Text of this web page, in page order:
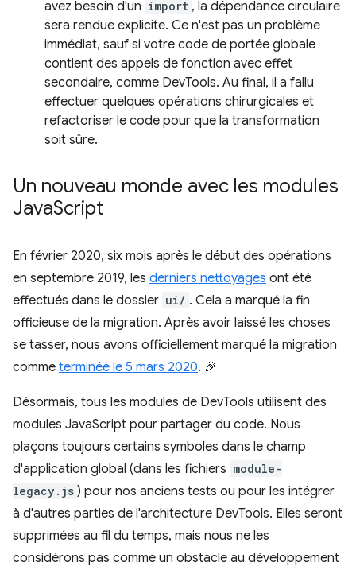
avez besoin d'un import , la dépendance circulaire
sera rendue explicite. Ce n'est pas un problème
immédiat, sauf si votre code de portée globale
contient des appels de fonction avec effet
secondaire, comme DevTools. Au final, il a fallu
effectuer quelques opérations chirurgicales et
refactoriser le code pour que la transformation
soit sûre.
Un nouveau monde avec les modules
JavaScript
En février 2020, six mois après le début des opérations
en septembre 2019, les derniers nettoyages ont été
effectués dans le dossier ui/ . Cela a marqué la fin
officieuse de la migration. Après avoir laissé les choses
se tasser, nous avons officiellement marqué la migration
comme terminée le 5 mars 2020. 🎉
Désormais, tous les modules de DevTools utilisent des
modules JavaScript pour partager du code. Nous
plaçons toujours certains symboles dans le champ
d'application global (dans les fichiers module-
legacy.js ) pour nos anciens tests ou pour les intégrer
à d'autres parties de l'architecture DevTools. Elles seront
supprimées au fil du temps, mais nous ne les
considérons pas comme un obstacle au développement